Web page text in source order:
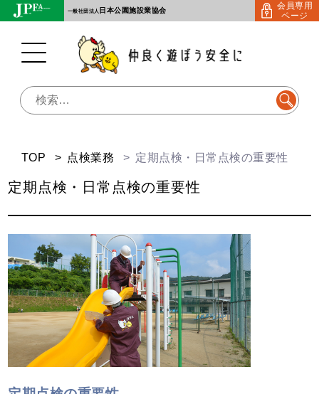
Skip
content
一般社団法人 日本公園施設業協会
会員専用
ページ
検
TOP 点検業務 定期点検・日常点検の重要性
定期点検・日常点検の重要性